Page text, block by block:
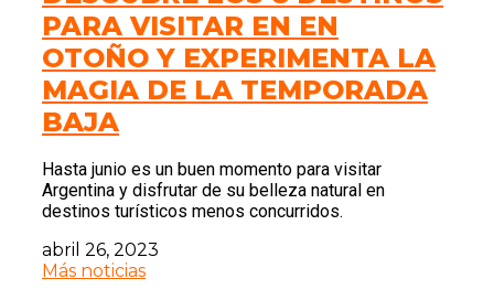
PARA VISITAR EN EN
OTOÑO Y EXPERIMENTA LA
MAGIA DE LA TEMPORADA
BAJA
Hasta junio es un buen momento para visitar
Argentina y disfrutar de su belleza natural en
destinos turísticos menos concurridos.
abril 26, 2023
Más noticias